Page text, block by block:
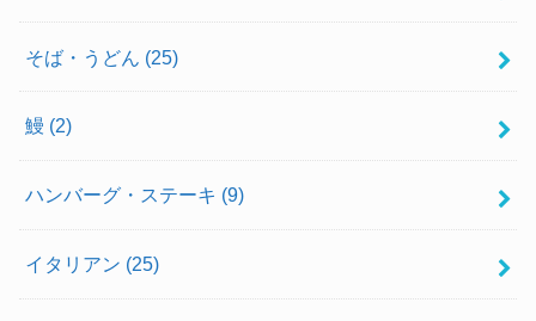
そば・うどん (25)
鰻 (2)
ハンバーグ・ステーキ (9)
イタリアン (25)